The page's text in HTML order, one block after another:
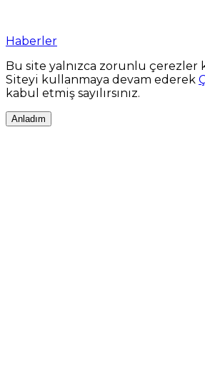
Haberler
Bu site yalnızca zorunlu çerezler
Siteyi kullanmaya devam ederek
kabul etmiş sayılırsınız.
Anladım